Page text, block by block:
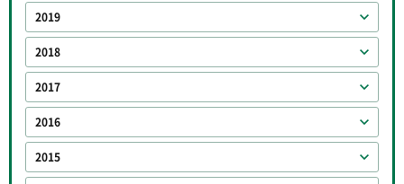
2019
2018
2017
2016
2015